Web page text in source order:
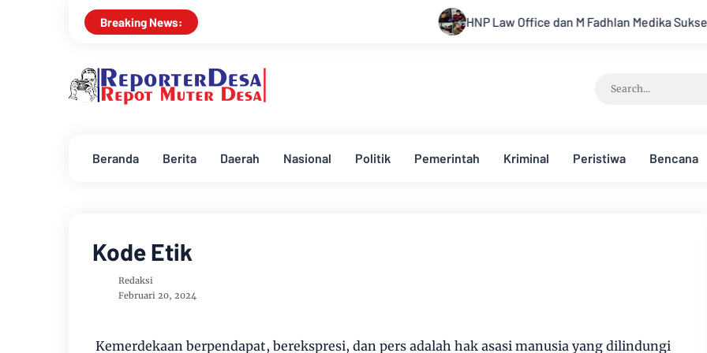
Breaking News: HNP Law Office dan M Fadhlan Medika Sukses Gelar
Beranda Berita Daerah Nasional Politik Pemerintah Kriminal Peristiwa Bencana
Kode Etik
Redaksi
Februari 20, 2024
Kemerdekaan berpendapat, berekspresi, dan pers adalah hak asasi manusia yang dilindungi